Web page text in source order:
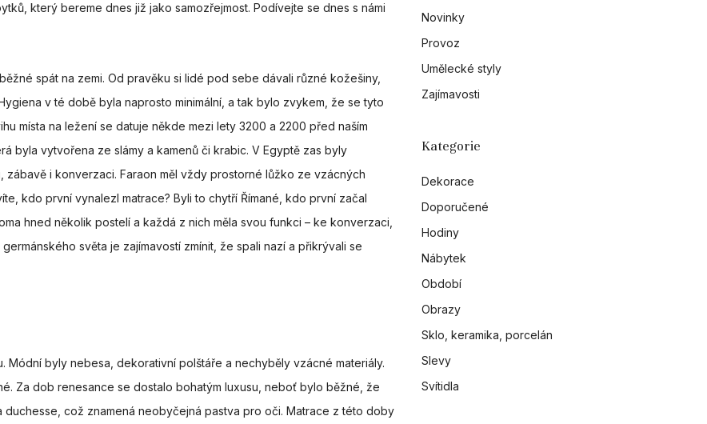
který bereme dnes již jako samozřejmost. Podívejte se dnes s námi
spát na zemi. Od pravěku si lidé pod sebe dávali různé kožešiny,
v té době byla naprosto minimální, a tak bylo zvykem, že se tyto
místa na ležení se datuje někde mezi lety 3200 a 2200 před naším
byla vytvořena ze slámy a kamenů či krabic. V Egyptě zas byly
i konverzaci. Faraon měl vždy prostorné lůžko ze vzácných
kdo první vynalezl matrace? Byli to chytří Římané, kdo první začal
hned několik postelí a každá z nich měla svou funkci – ke konverzaci,
světa je zajímavostí zmínit, že spali nazí a přikrývali se
Módní byly nebesa, dekorativní polštáře a nechyběly vzácné materiály.
Za dob renesance se dostalo bohatým luxusu, neboť bylo běžné, že
což znamená neobyčejná pastva pro oči. Matrace z této doby
Novinky
Provoz
Umělecké styly
Zajímavosti
Kategorie
Dekorace
Doporučené
Hodiny
Nábytek
Období
Obrazy
Sklo, keramika, porcelán
Slevy
Svítidla